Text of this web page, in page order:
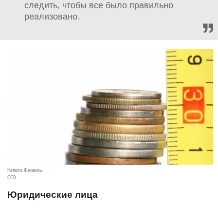
следить, чтобы все было правильно
реализовано.
Налоги. Финансы.
СС0
Юридические лица